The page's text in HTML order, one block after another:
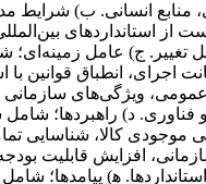
انسانی. ب) شرایط
از استانداردهای
تغییر. ج) عامل زمینه‌ای؛
اجرای، انطباق قوانین با
ویژگی‌های سازمانی
د) راهبردها؛ شامل
موجودی کالا، شناسایی
افزایش قابلیت
ﻫ) پیامدها؛